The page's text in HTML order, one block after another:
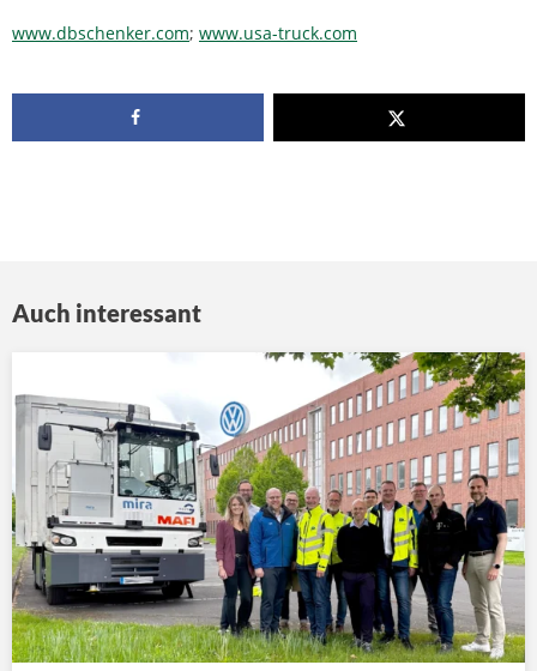
www.dbschenker.com; www.usa-truck.com
Auch interessant